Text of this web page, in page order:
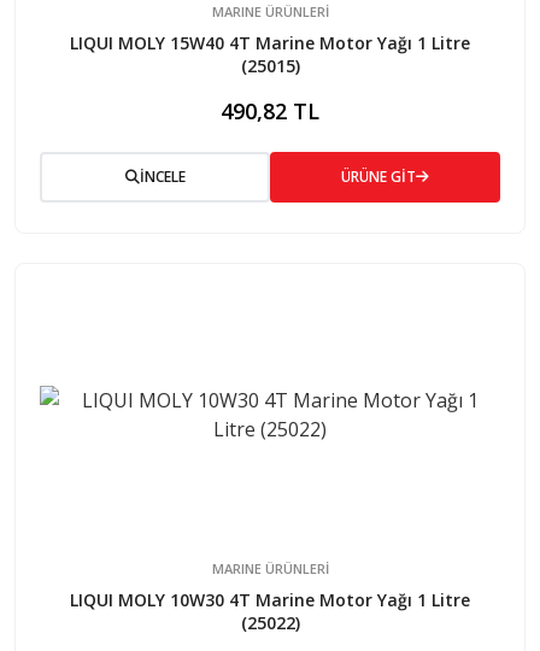
MARINE ÜRÜNLERİ
LIQUI MOLY 15W40 4T Marine Motor Yağı 1 Litre
(25015)
490,82 TL
İNCELE ÜRÜNE GİT
MARINE ÜRÜNLERİ
LIQUI MOLY 10W30 4T Marine Motor Yağı 1 Litre
(25022)